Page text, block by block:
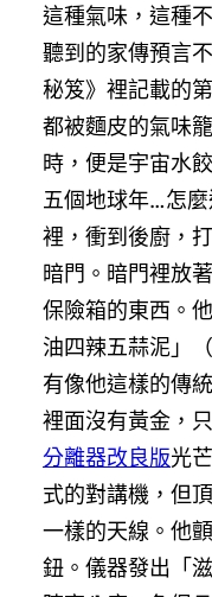
這種氣味，這種
聽到的家傳預言
秘笈》裡記載的
都被麵皮的氣味
時，便是宇宙水
五個地球年…怎
裡，衝到後廚，
暗門。暗門裡放
保險箱的東西。
油四辣五蒜泥」
有像他這樣的傳
裡面沒有黃金，
分離器改良版光
式的對講機，但
一樣的天線。他
鈕。儀器發出「